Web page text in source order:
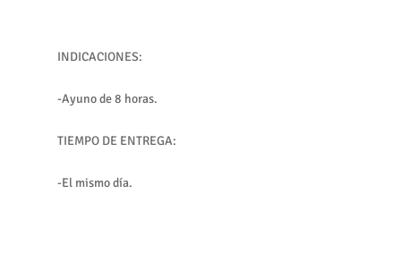
INDICACIONES:
-Ayuno de 8 horas.
TIEMPO DE ENTREGA:
-El mismo día.